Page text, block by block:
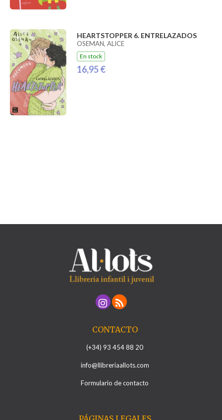
HEARTSTOPPER 6. ENTRELAZADOS
OSEMAN, ALICE
En stock
16,95 €
CONTACTO
(+34) 93 454 88 20
info@llibreriaallots.com
Formulario de contacto